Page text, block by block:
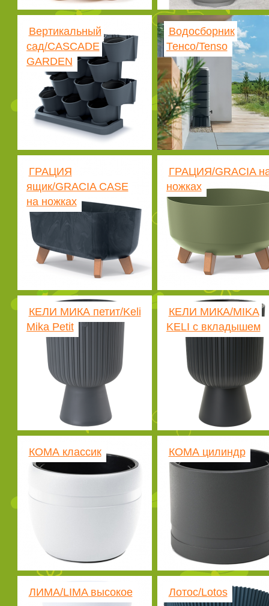
Вертикальный
сад/CASCADE
GARDEN
Водосборник
Тенсо/Tenso
ГРАЦИЯ
ящик/GRACIA CASE
на ножках
ГРАЦИЯ/GRACIA
ножках
КЕЛИ МИКА петит/Keli
Mika Petit
КЕЛИ МИКА/MIKA
KELI с вкладышем
КОМА классик КОМА цилиндр
ЛИМА/LIMA высокое Лотос/Lotos